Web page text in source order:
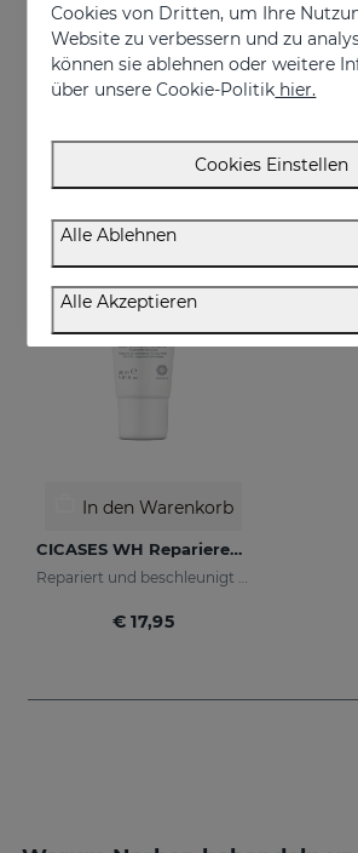
In den Warenkorb
SESPANTHENOL SCHAUMCREME OHNE SEIFE 300 ML
In
In den Warenkorb
CICASES WH Reparierende Creme
Repariert und beschleunigt die Regeneration der Haut
€ 17,95
Cookies von Dritten, um Ihre
Website zu verbessern und zu
können sie ablehnen oder weitere
über unsere Cookie-Politik hier.
Cookies Einstellen
Alle Ablehnen
Alle Akzeptieren